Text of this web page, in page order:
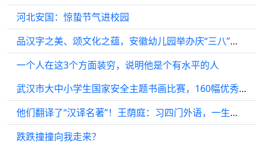
河北安国：惊蛰节气进校园
品汉字之美、颂文化之蕴，安徽幼儿园举办庆“三八”国际妇女节活动
一个人在这3个方面装穷，说明他是个有水平的人
武汉市大中小学生国家安全主题书画比赛，160幅优秀作品获奖
他们翻译了“汉译名著”！王荫庭：习四门外语，一生译俄文著作四百万言
跌跌撞撞向我走来？